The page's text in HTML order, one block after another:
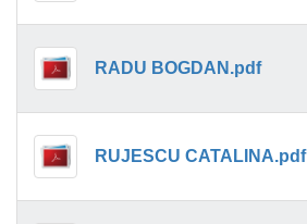
RADU BOGDAN.pdf
RUJESCU CATALINA.pdf